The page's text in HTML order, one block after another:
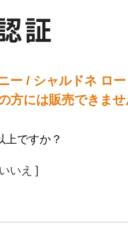
ー / シャルドネ ロ
方には販売できませ
上ですか？
いえ ]